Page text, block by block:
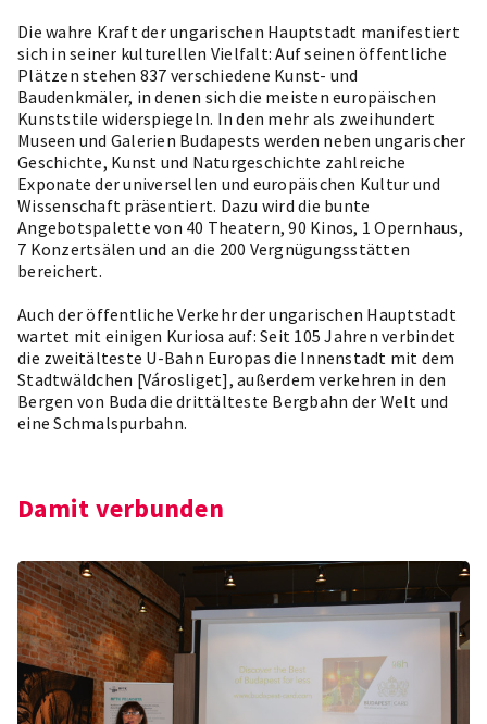
Die wahre Kraft der ungarischen Hauptstadt manifestiert
sich in seiner kulturellen Vielfalt: Auf seinen öffentliche
Plätzen stehen 837 verschiedene Kunst- und
Baudenkmäler, in denen sich die meisten europäischen
Kunststile widerspiegeln. In den mehr als zweihundert
Museen und Galerien Budapests werden neben ungarischer
Geschichte, Kunst und Naturgeschichte zahlreiche
Exponate der universellen und europäischen Kultur und
Wissenschaft präsentiert. Dazu wird die bunte
Angebotspalette von 40 Theatern, 90 Kinos, 1 Opernhaus,
7 Konzertsälen und an die 200 Vergnügungsstätten
bereichert.
Auch der öffentliche Verkehr der ungarischen Hauptstadt
wartet mit einigen Kuriosa auf: Seit 105 Jahren verbindet
die zweitälteste U-Bahn Europas die Innenstadt mit dem
Stadtwäldchen [Városliget], außerdem verkehren in den
Bergen von Buda die drittälteste Bergbahn der Welt und
eine Schmalspurbahn.
Damit verbunden